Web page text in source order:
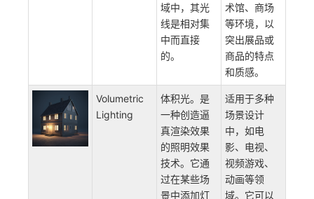
硬朗照明。
是指通过使
用聚光灯、
来聚焦到一
个特定的区
域中，其光
线是相对集
中而直接
的。
创造出刚
硬、明亮的
照明效果。
硬朗照明常
常用于展示
场合，如美
术馆、商场
等环境，以
突出展品或
商品的特点
和质感。